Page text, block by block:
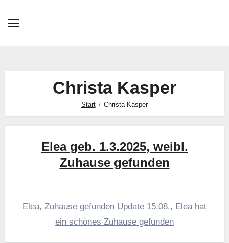
Christa Kasper
Start Christa Kasper
Elea geb. 1.3.2025, weibl.
Zuhause gefunden
Elea, Zuhause gefunden Update 15.08., Elea hat
ein schönes Zuhause gefunden